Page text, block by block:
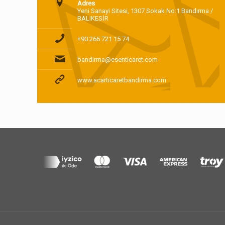
Adres
Yeni Sanayi Sitesi, 1307 Sokak No:1 Bandırma /
BALIKESİR
+90 266 721 15 74
bandirma@esenticaret.com
www.acarticaretbandirma.com